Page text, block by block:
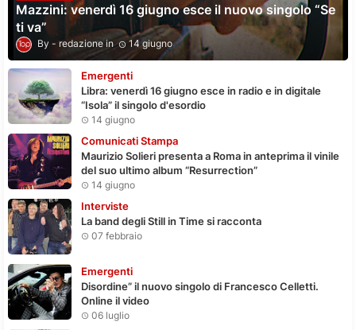
Mazzini: venerdì 16 giugno esce il nuovo singolo “Se
ti va”
redazione 14 giugno
Emergenti
Libra: venerdì 16 giugno esce in radio e in digitale
“Isola” il singolo d'esordio
14 giugno
Comunicati Stampa
Maurizio Solieri presenta a Roma in anteprima il vinile
del suo ultimo album “Resurrection”
14 giugno
Interviste
La band degli Still in Time si racconta
07 febbraio
Emergenti
Disordine” il nuovo singolo di Francesco Celletti.
Online il video
06 luglio